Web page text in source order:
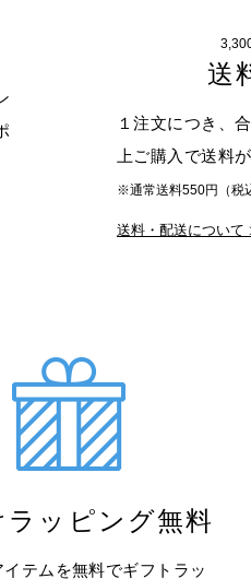
送
１注文につき、
上ご購入で送料
※通常送料550円（税
送料・配送につい
ラッピング無料
テムを無料でギフトラッ